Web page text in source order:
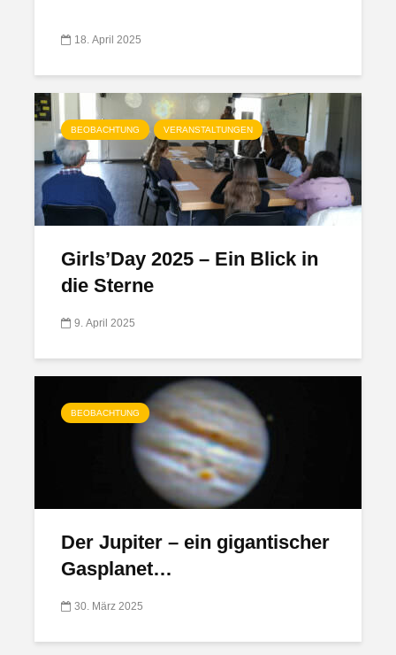
18. April 2025
BEOBACHTUNG VERANSTALTUNGEN
Girls’Day 2025 – Ein Blick in
die Sterne
9. April 2025
BEOBACHTUNG
Der Jupiter – ein gigantischer
Gasplanet…
30. März 2025